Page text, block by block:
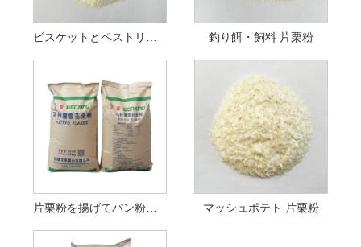
釣り餌・飼料 片栗粉
片栗粉を揚げてパン粉にする マッシュポテト 片栗粉